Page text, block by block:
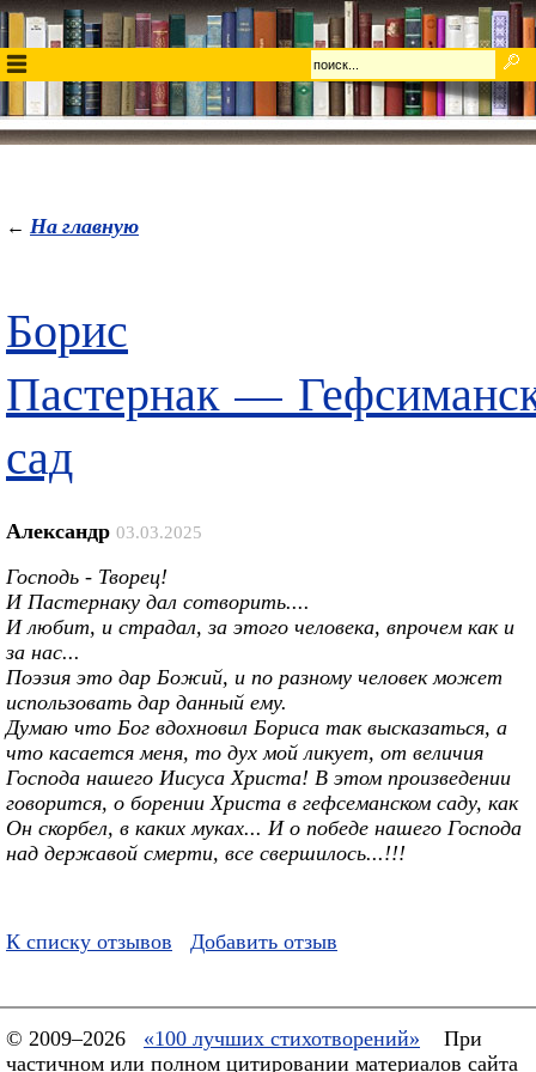
← На главную
Борис
Пастернак —
сад
Александр 03.03.2025
Господь - Творец!
И Пастернаку дал сотворить....
И любит, и страдал, за этого человека, впрочем как и
за нас...
Поэзия это дар Божий, и по разному человек может
использовать дар данный ему.
Думаю что Бог вдохновил Бориса так высказаться, а
что касается меня, то дух мой ликует, от величия
Господа нашего Иисуса Христа! В этом произведении
говорится, о борении Христа в гефсеманском саду, как
Он скорбел, в каких муках... И о победе нашего Господа
над державой смерти, все свершилось...!!!
К списку отзывов Добавить отзыв
© 2009–2026 «100 лучших стихотворений»
При
частичном или полном цитировании материалов сайта